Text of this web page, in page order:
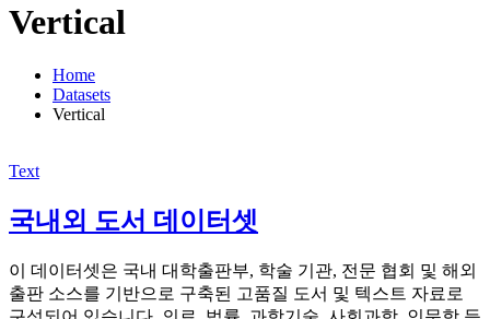
Vertical
Home
Datasets
Vertical
Text
국내외 도서 데이터셋
이 데이터셋은 국내 대학출판부, 학술 기관, 전문 협회 및 해외
출판 소스를 기반으로 구축된 고품질 도서 및 텍스트 자료로